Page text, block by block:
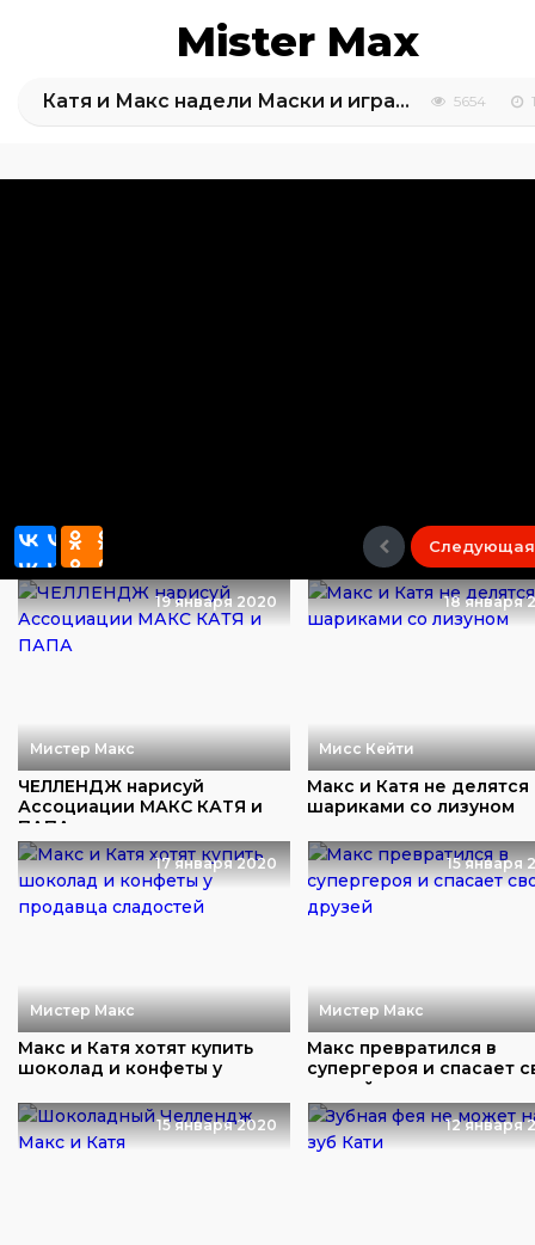
Mister Max
Катя и Макс надели Маски и играют в героев 5654
Следующая
19 января 2020
Мистер Макс
ЧЕЛЛЕНДЖ нарисуй
Ассоциации МАКС КАТЯ и
ПАПА
18 января
Мисс Кейти
Макс и Катя не делятся
шариками со лизуном
17 января 2020
Мистер Макс
Макс и Катя хотят купить
шоколад и конфеты у
15 января
Мистер Макс
Макс превратился в
супергероя и спасает
друзей
15 января 2020 12 января